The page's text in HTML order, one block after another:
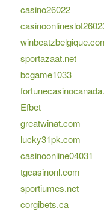
casino26022
sportazaat.net
bcgame1033
Efbet
greatwinat.com
lucky31pk.com
casinoonline04031
tgcasinonl.com
sportiumes.net
corgibets.ca